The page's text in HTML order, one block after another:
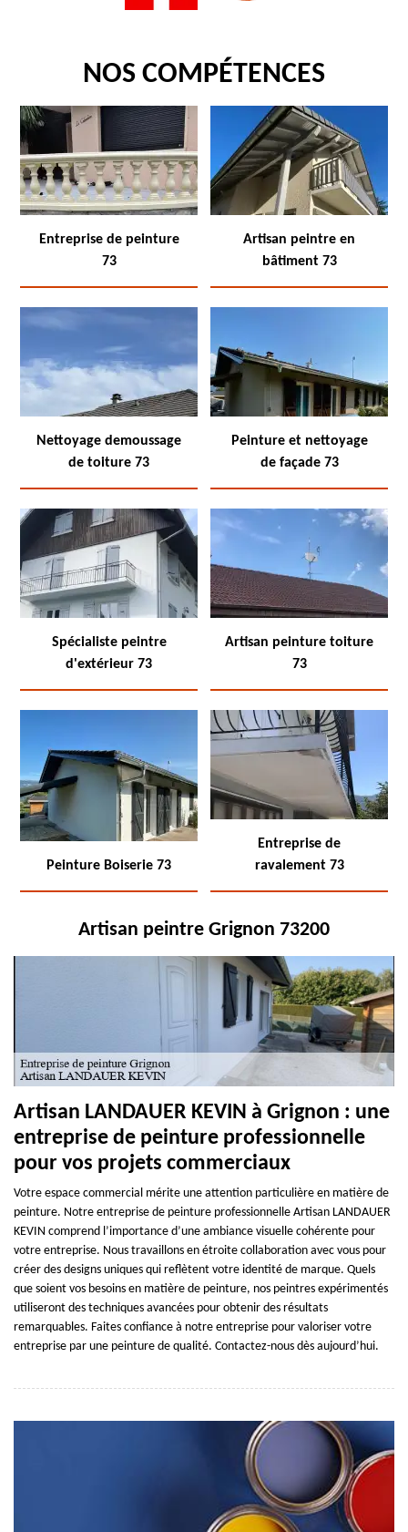
NOS COMPÉTENCES
Entreprise de peinture
73
Artisan peintre en
bâtiment 73
Nettoyage demoussage
de toiture 73
Peinture et nettoyage
de façade 73
Spécialiste peintre
d'extérieur 73
Artisan peinture toiture
73
Peinture Boiserie 73
Entreprise de
ravalement 73
Artisan peintre Grignon 73200
Artisan LANDAUER KEVIN à Grignon : une
entreprise de peinture professionnelle
pour vos projets commerciaux
Votre espace commercial mérite une attention particulière en matière de
peinture. Notre entreprise de peinture professionnelle Artisan LANDAUER
KEVIN comprend l’importance d’une ambiance visuelle cohérente pour
votre entreprise. Nous travaillons en étroite collaboration avec vous pour
créer des designs uniques qui reflètent votre identité de marque. Quels
que soient vos besoins en matière de peinture, nos peintres expérimentés
utiliseront des techniques avancées pour obtenir des résultats
remarquables. Faites confiance à notre entreprise pour valoriser votre
entreprise par une peinture de qualité. Contactez-nous dès aujourd’hui.